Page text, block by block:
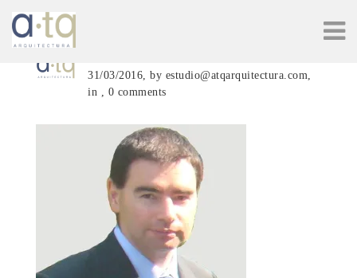
31/03/2016, by estudio@atqarquitectura.com,
in , 0 comments